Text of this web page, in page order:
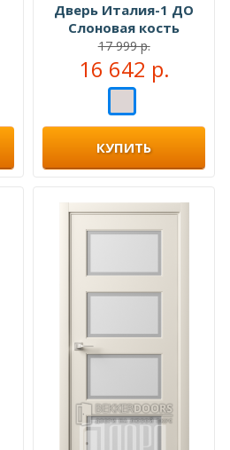
Дверь Италия-1 ДО
Слоновая кость
17 999 р.
16 642 р.
КУПИТЬ